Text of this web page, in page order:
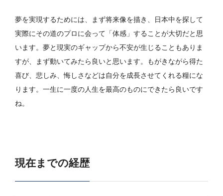
夢を実現するためには、まず将来像を描き、日本中を探して
実際にその道のプロに会って「体感」することが大切だと思
います。夢と現実のギャップから不安が生じることもありま
すが、まず動いてみたら良いと思います。もがきながら得た
喜び、悲しみ、悔しさなどは自分を成長させてくれる糧にな
ります。一生に一度の人生を最高のものにできたら良いです
ね。
現在までの経歴